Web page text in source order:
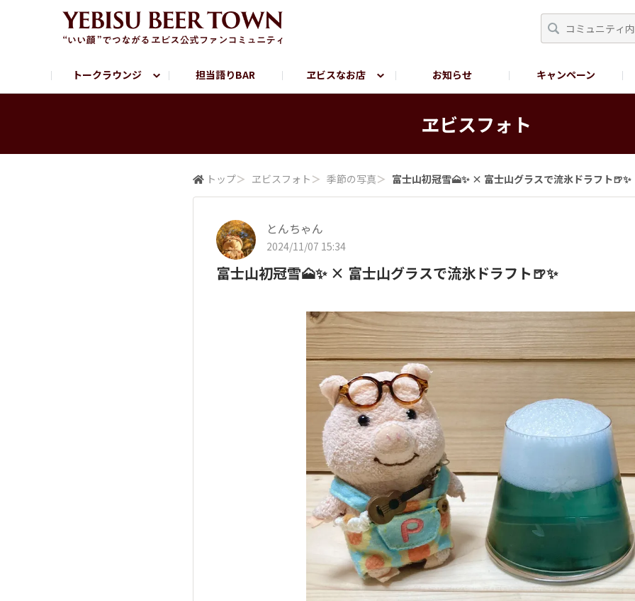
トークラウンジ 担当語りBAR ヱビスなお店 お知らせ キャンペーン
サッポロビール公式Instagram
ヱビスフォト
トップ＞ ヱビスフォト ＞ 季節の写真＞ 富士山初冠雪🗻✨ × 富士山グラスで流氷ドラフト🍺✨
とんちゃん
2024/11/07 15:34
富士山初冠雪🗻✨ × 富士山グラスで流氷ドラフト🍺✨